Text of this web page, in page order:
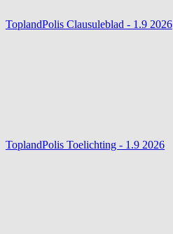
ToplandPolis Clausuleblad - 1.9 2026
ToplandPolis Toelichting - 1.9 2026